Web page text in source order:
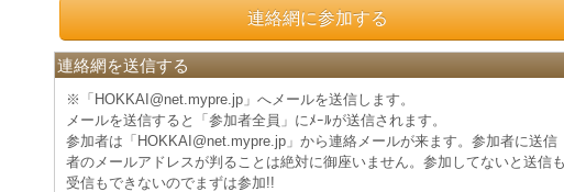
連絡網に参加する
連絡網を送信する
※「HOKKAI@net.mypre.jp」へメールを送信します。
メールを送信すると「参加者全員」にﾒｰﾙが送信されます。
参加者は「HOKKAI@net.mypre.jp」から連絡メールが来ます。参加者に送信
者のメールアドレスが判ることは絶対に御座いません。参加してないと送信
受信もできないのでまずは参加!!